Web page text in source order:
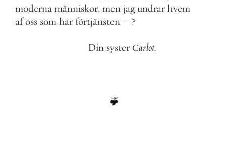
moderna människor, men jag undrar hvem
af oss som har förtjänsten —?
Din syster Carlot.